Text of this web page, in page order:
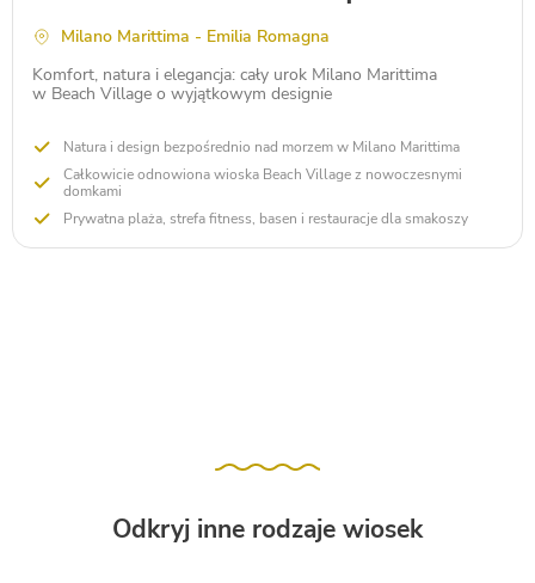
Milano Marittima - Emilia Romagna
Komfort, natura i elegancja: cały urok Milano Marittima
w Beach Village o wyjątkowym designie
Natura i design bezpośrednio nad morzem w Milano Marittima
Całkowicie odnowiona wioska Beach Village z nowoczesnymi
domkami
Prywatna plaża, strefa fitness, basen i restauracje dla smakoszy
Odkryj inne rodzaje wiosek